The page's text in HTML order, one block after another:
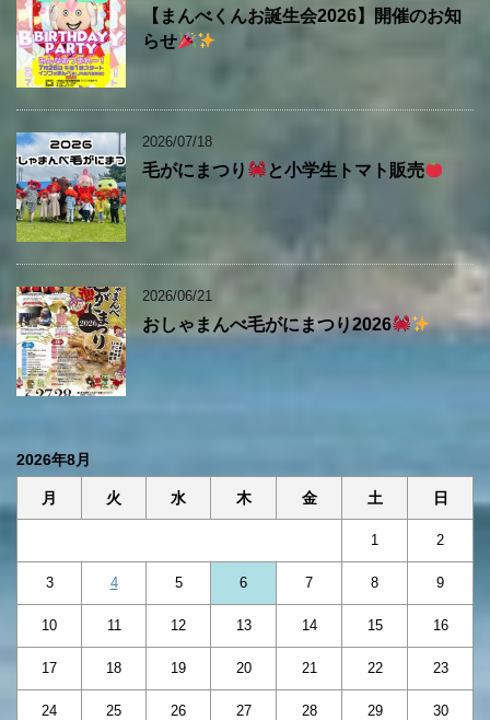
【まんべくんお誕生会2026】開催のお知
らせ
2026/07/18
毛がにまつり と小学生トマト販売
2026/06/21
おしゃまんべ毛がにまつり2026
2026年8月
月 火 水 木 金 土 日
1 2
3 4 5 6 7 8 9
10 11 12 13 14 15 16
17 18 19 20 21 22 23
24 25 26 27 28 29 30